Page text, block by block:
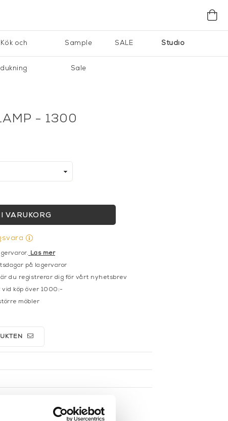
Studio
Kök och
dukning
Sample
Sale
SALE
- 1300
VARUKORG
Läs mer
på lagervaror
du registrerar dig för vårt nyhetsbrev
köp över 1000:-
möbler